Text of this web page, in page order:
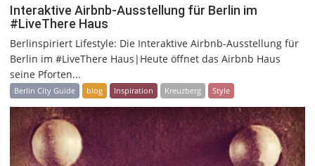
Interaktive Airbnb-Ausstellung für Berlin im
#LiveThere Haus
Berlinspiriert Lifestyle: Die Interaktive Airbnb-Ausstellung für
Berlin im #LiveThere Haus|Heute öffnet das Airbnb Haus
seine Pforten...
Berlin City Guide blog Inspiration Kreuzberg Style